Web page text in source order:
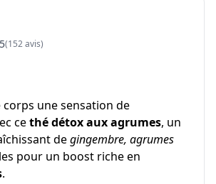
(152 avis)
une sensation de
cethé détox aux agrumes, un
degingembre, agrumes
pour un boost riche en
.